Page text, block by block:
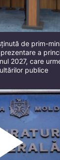
de prim-
a
2027, care
publice